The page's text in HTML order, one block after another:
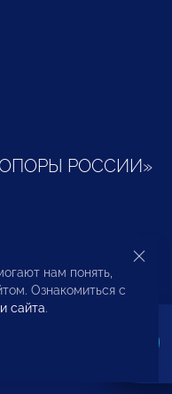
РОССИИ»
и
нам понять,
Ознакомиться с
сайта.